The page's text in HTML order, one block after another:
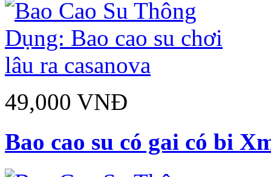
49,000 VNĐ
Bao cao su có gai có bi